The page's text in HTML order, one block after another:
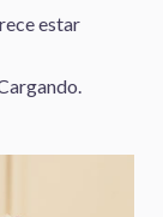
estar